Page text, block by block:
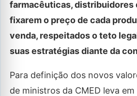
farmacêuticas, distribuidores
fixarem o preço de cada
venda, respeitados o teto
suas estratégias diante da
Para definição dos novos
de ministros da CMED leva